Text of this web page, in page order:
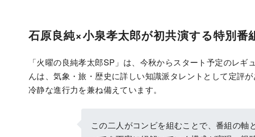
石原良純×小泉孝太郎が初共演する特別番
「火曜の良純孝太郎SP」は、今秋からスタート予定のレ
んは、気象・旅・歴史に詳しい知識派タレントとして定評
冷静な進行力を兼ね備えています。
この二人がコンビを組むことで、番組の